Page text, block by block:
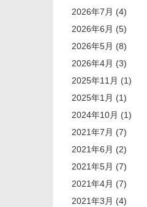
2026年7月 (4)
2026年6月 (5)
2026年5月 (8)
2026年4月 (3)
2025年11月 (1)
2025年1月 (1)
2024年10月 (1)
2021年7月 (7)
2021年6月 (2)
2021年5月 (7)
2021年4月 (7)
2021年3月 (4)